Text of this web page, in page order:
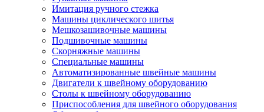
Имитация ручного стежка
Машины циклического шитья
Мешкозашивочные машины
Подшивочные машины
Скорняжные машины
Специальные машины
Автоматизированные швейные машины
Двигатели к швейному оборудованию
Столы к швейному оборудованию
Приспособления для швейного оборудования